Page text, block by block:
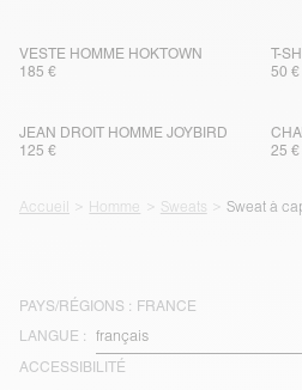
VESTE HOMME HOKTOWN
185 €
T-
50 €
JEAN DROIT HOMME JOYBIRD
125 €
25 €
Accueil Homme Sweats Sweat à
PAYS/RÉGIONS : FRANCE
LANGUE :
ACCESSIBILITÉ